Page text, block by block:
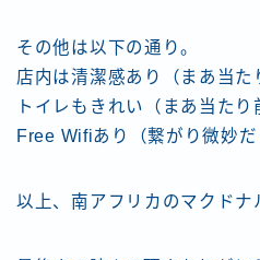
その他は以下の通り。
店内は清潔感あり（まあ当た
トイレもきれい（まあ当たり
Free Wifiあり（繋がり微妙
以上、南アフリカのマクドナ